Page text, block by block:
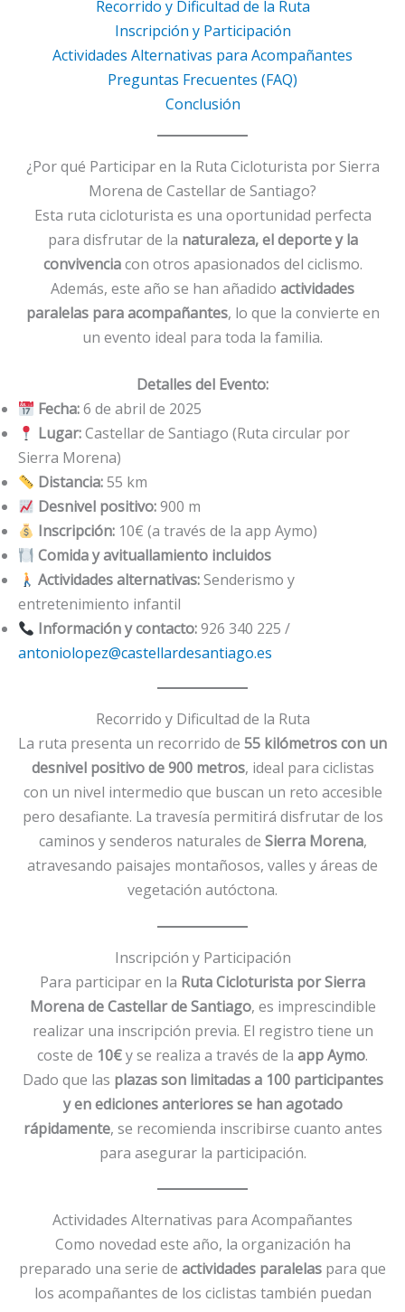
Recorrido y Dificultad de la Ruta
Inscripción y Participación
Actividades Alternativas para Acompañantes
Preguntas Frecuentes (FAQ)
Conclusión
¿Por qué Participar en la Ruta Cicloturista por Sierra
Morena de Castellar de Santiago?
Esta ruta cicloturista es una oportunidad perfecta
para disfrutar de la naturaleza, el deporte y la
convivenciacon otros apasionados del ciclismo.
Además, este año se han añadido actividades
paralelas para acompañantes, lo que la convierte en
un evento ideal para toda la familia.
Detalles del Evento:
Fecha:6 de abril de 2025
Lugar:Castellar de Santiago (Ruta circular por
Sierra Morena)
Distancia:55 km
Desnivel positivo:900 m
Inscripción: 10€ (a través de la app Aymo)
Comida y avituallamiento incluidos
Actividades alternativas:Senderismo y
entretenimiento infantil
Información y contacto:926 340 225 /
antoniolopez@castellardesantiago.es
Recorrido y Dificultad de la Ruta
La ruta presenta un recorrido de 55 kilómetros con un
desnivel positivo de 900 metros, ideal para ciclistas
con un nivel intermedio que buscan un reto accesible
pero desafiante. La travesía permitirá disfrutar de los
caminos y senderos naturales de Sierra Morena,
atravesando paisajes montañosos, valles y áreas de
vegetación autóctona.
Inscripción y Participación
Para participar en la Ruta Cicloturista por Sierra
Morena de Castellar de Santiago, es imprescindible
realizar una inscripción previa. El registro tiene un
coste de 10€y se realiza a través de la app Aymo.
Dado que las plazas son limitadas a 100 participantes
y en ediciones anteriores se han agotado
rápidamente, se recomienda inscribirse cuanto antes
para asegurar la participación.
Actividades Alternativas para Acompañantes
Como novedad este año, la organización ha
preparado una serie de actividades paralelas para que
los acompañantes de los ciclistas también puedan